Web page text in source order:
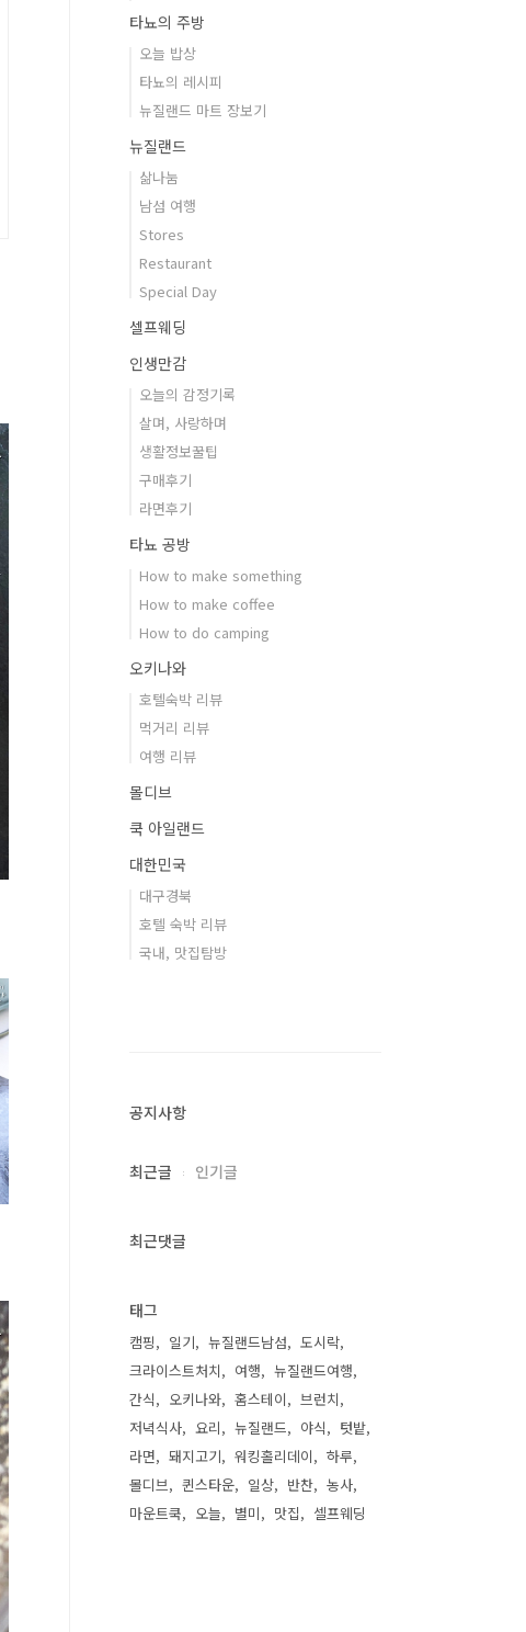
타뇨의 주방
오늘 밥상
타뇨의 레시피
뉴질랜드 마트 장보기
뉴질랜드
삶나눔
남섬 여행
Stores
Restaurant
Special Day
셀프웨딩
인생만감
오늘의 감정기록
살며, 사랑하며
생활정보꿀팁
구매후기
라면후기
타뇨 공방
How to make something
How to make coffee
How to do camping
오키나와
호텔숙박 리뷰
먹거리 리뷰
여행 리뷰
몰디브
쿡 아일랜드
대한민국
대구경북
호텔 숙박 리뷰
국내, 맛집탐방
공지사항
최근글 인기글
최근댓글
태그
캠핑 일기 뉴질랜드남섬
도시락
크라이스트처치
여행
뉴질랜드여행
간식
오키나와 홈스테이
브런치
저녁식사
요리 뉴질랜드 야식
텃밭
라면
돼지고기 워킹홀리데이
하루
몰디브
퀸스타운 일상 반찬
농사
마운트쿡
오늘 별미 맛집 셀프웨딩